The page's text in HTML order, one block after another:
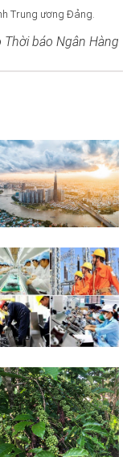
Trung ương Đảng.
Thời báo Ngân Hàng